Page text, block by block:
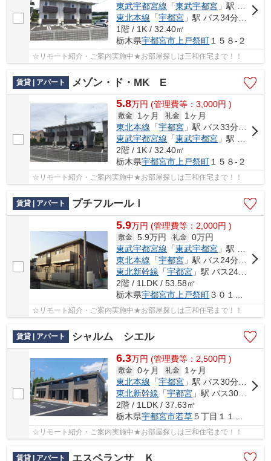
東武宇都宮線 「東武宇都宮 」駅 バス18分 「細谷新道口」 停歩3分
東北本線 「宇都宮 」駅 バス34分 「細谷新道口」 停歩3分
1階 / 1K / 32.40㎡
栃木県宇都宮市 上戸祭町 １５８-２
☆リモート紹介・ご案内実施中★お部屋探しは三和住宅まで！！
賃貸 | アパート メゾン・ド・MK E
5.8万円 (管理費等：3,000円 )
敷金 1ヶ月 礼金
1ヶ月
東北本線 「宇都宮 」駅 バス33分 「細谷新道口」 停歩3分
東武宇都宮線 「東武宇都宮 」駅 バス17分 「細谷新道口」 停歩3分
2階 / 1K / 32.40㎡
栃木県宇都宮市上戸祭町１５８-２
☆リモート紹介・ご案内実施中★お部屋探しは三和住宅まで！！
賃貸 | アパート プチフルールⅠ
5.9万円 (管理費等：2,000円 )
敷金 5.9万円 礼金 0万円
東武宇都宮線 「東武宇都宮 」駅 徒歩54分
東北本線 「宇都宮 」駅 バス24分 「第二グリーンヒル北」 停歩8分
東北新幹線 「宇都宮 」駅 バス24分 「第二グリーンヒル北」 停歩8分
2階 / 1LDK / 53.58㎡
栃木県宇都宮市上戸祭町３０１１-４６
☆リモート紹介・ご案内実施中★お部屋探しは三和住宅まで！！
賃貸 | アパート シャルム シエル
6.3万円 (管理費等：2,500円 )
敷金 0ヶ月 礼金
1ヶ月
東北本線 「宇都宮 」駅 バス30分 「細谷車庫」 停歩4分
東北新幹線 「宇都宮 」駅 バス30分 「細谷車庫」 停歩4分
2階 / 1LDK / 37.63㎡
栃木県宇都宮市若草５丁目１１番２１号
☆リモート紹介・ご案内実施中★お部屋探しは三和住宅まで！！
賃貸 | アパート エスペランサ Ｋ